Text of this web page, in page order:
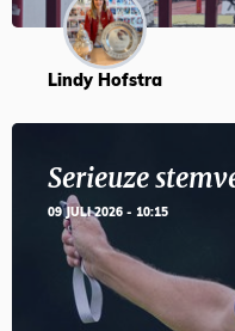
Lindy Hofstra
Serieuze
09 JULI 2026 - 10:15